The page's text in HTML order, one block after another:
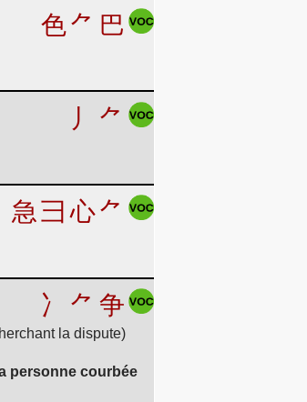
色⺈ 巴
丿 ⺈
急 彐 心⺈
冫 ⺈ 争
la dispute)
personne courbée